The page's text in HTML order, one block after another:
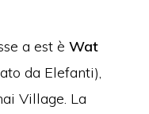
a est èWat
da Elefanti),
Village. La